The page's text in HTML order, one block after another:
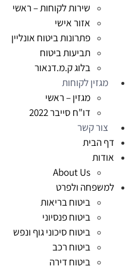
שירות לקוחות – ראשי
אזור אישי
פתרונות ביטוח אונליין
תביעות ביטוח
בלוג ק.מ.דנאור
מגזין לקוחות
מגזין – ראשי
דו"ח סייבר 2022
צור קשר
דף הבית
אודות
About Us
למשפחה ולפרט
ביטוח בריאות
ביטוח פנסיוני
ביטוח סיכוני גוף ונפש
ביטוח רכב
ביטוח דירה